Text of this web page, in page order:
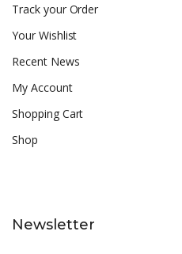
Track your Order
Your Wishlist
Recent News
My Account
Shopping Cart
Shop
Newsletter